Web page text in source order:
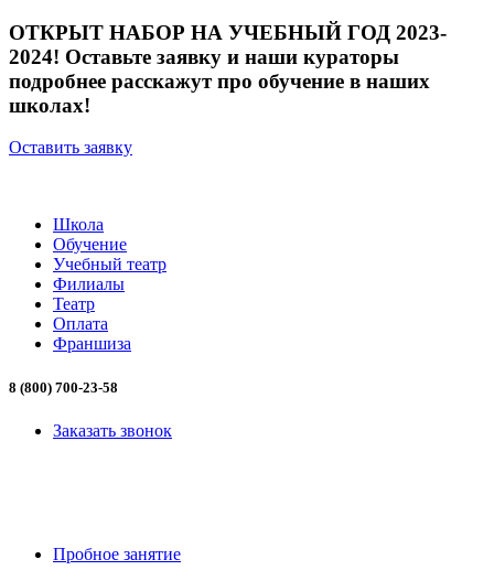
ОТКРЫТ НАБОР НА УЧЕБНЫЙ ГОД 2023-
2024! Оставьте заявку и наши кураторы
подробнее расскажут про обучение в наших
школах!
Оставить заявку
Школа
Обучение
Учебный театр
Филиалы
Театр
Оплата
Франшиза
8 (800) 700-23-58
Заказать звонок
Пробное занятие